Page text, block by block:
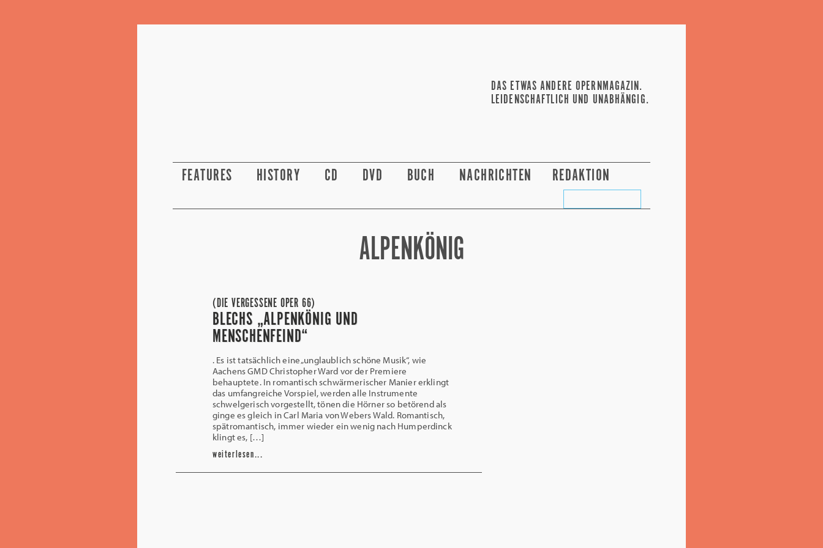
DAS ETWAS ANDERE OPERNMAGAZIN.
LEIDENSCHAFTLICH UND UNABHÄNGIG.
FEATURES HISTORY CD DVD BUCH NACHRICHTEN REDAKTION
ALPENKÖNIG
(DIE VERGESSENE OPER 66)
BLECHS „ALPENKÖNIG UND
MENSCHENFEIND“
. Es ist tatsächlich eine „unglaublich schöne Musik“, wie
Aachens GMD Christopher Ward vor der Premiere
behauptete. In romantisch schwärmerischer Manier erklingt
das umfangreiche Vorspiel, werden alle Instrumente
schwelgerisch vorgestellt, tönen die Hörner so betörend als
ginge es gleich in Carl Maria von Webers Wald. Romantisch,
spätromantisch, immer wieder ein wenig nach Humperdinck
klingt es, […]
weiterlesen...